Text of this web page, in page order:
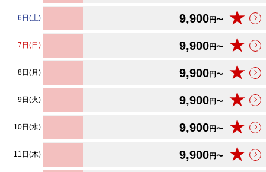
6日(土) 9,900円〜 ★
7日(日) 9,900円〜 ★
8日(月) 9,900円〜 ★
9日(火) 9,900円〜 ★
10日(水) 9,900円〜 ★
11日(木) 9,900円〜 ★